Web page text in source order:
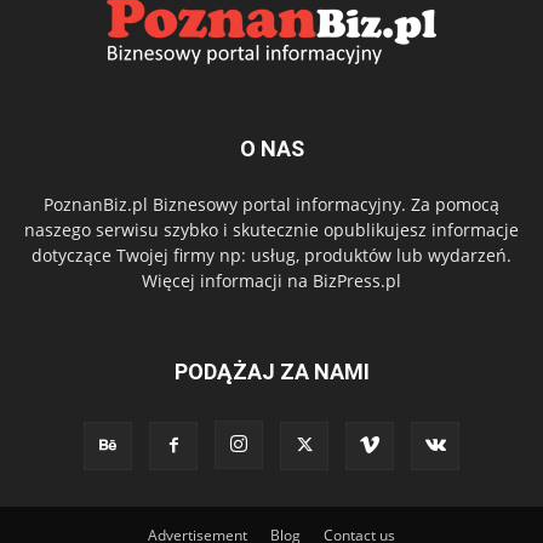
O NAS
PoznanBiz.pl Biznesowy portal informacyjny. Za pomocą
naszego serwisu szybko i skutecznie opublikujesz informacje
dotyczące Twojej firmy np: usług, produktów lub wydarzeń.
Więcej informacji na BizPress.pl
PODĄŻAJ ZA NAMI
Advertisement Blog Contact us